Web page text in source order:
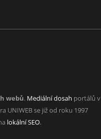
webů. Mediální dosah portálů v
UNIWEB se již od roku 1997
lokální SEO.